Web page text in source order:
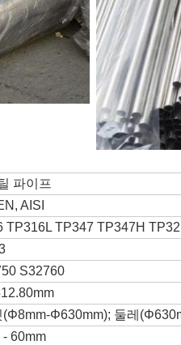
파이프
AISI
TP316L TP347 TP347H
S32760
(Φ8mm-Φ630mm); 둘레
- 60mm